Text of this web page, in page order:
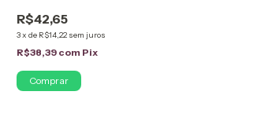
R$42,65
3x de R$14,22 sem juros
R$38,39 com Pix